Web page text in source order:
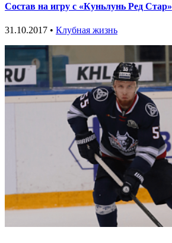
Состав на игру с «Куньлунь Ред Стар»
31.10.2017 • Клубная жизнь